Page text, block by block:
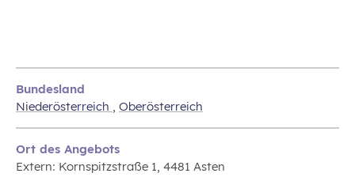
Bundesland
Niederösterreich , Oberösterreich
Ort des Angebots
Extern: Kornspitzstraße 1, 4481 Asten